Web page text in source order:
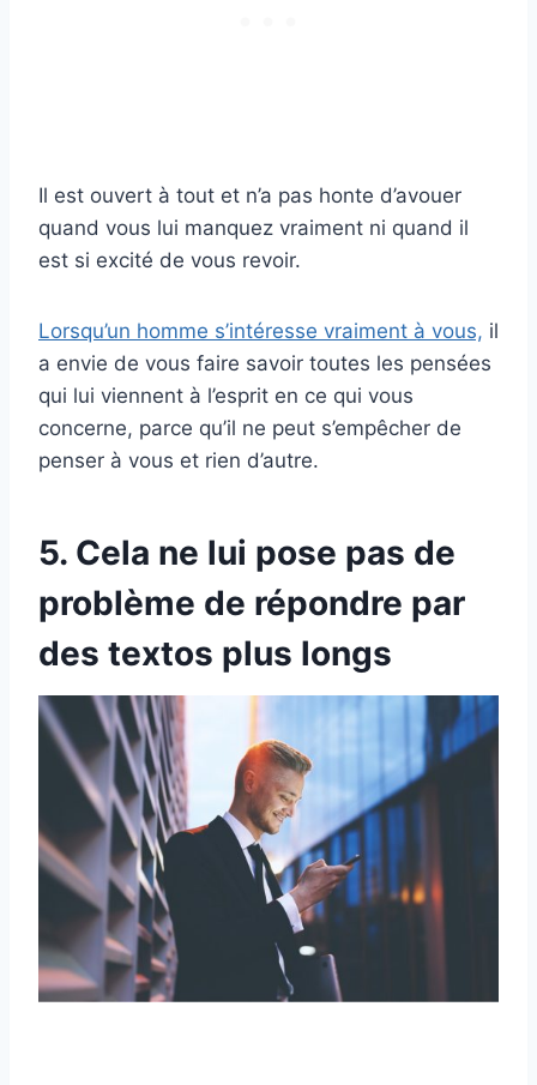
Il est ouvert à tout et n’a pas honte d’avouer
quand vous lui manquez vraiment ni quand il
est si excité de vous revoir.
Lorsqu’un homme s’intéresse vraiment à vous, il
a envie de vous faire savoir toutes les pensées
qui lui viennent à l’esprit en ce qui vous
concerne, parce qu’il ne peut s’empêcher de
penser à vous et rien d’autre.
5. Cela ne lui pose pas de
problème de répondre par
des textos plus longs